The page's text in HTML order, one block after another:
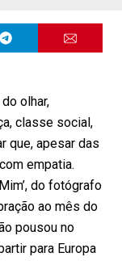
olhar,
classe social,
que, apesar das
empatia.
do fotógrafo
ao mês do
pousou no
para Europa